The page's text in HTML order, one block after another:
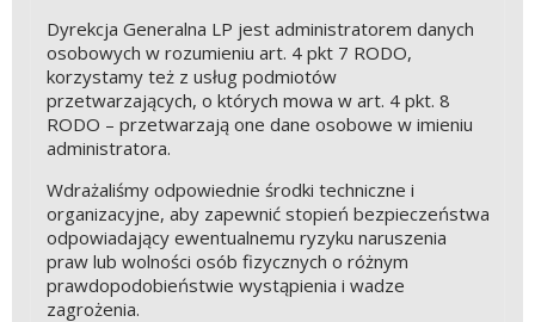
Dyrekcja Generalna LP jest administratorem danych
osobowych w rozumieniu art. 4 pkt 7 RODO,
korzystamy też z usług podmiotów
przetwarzających, o których mowa w art. 4 pkt. 8
RODO – przetwarzają one dane osobowe w imieniu
administratora.
Wdrażaliśmy odpowiednie środki techniczne i
organizacyjne, aby zapewnić stopień bezpieczeństwa
odpowiadający ewentualnemu ryzyku naruszenia
praw lub wolności osób fizycznych o różnym
prawdopodobieństwie wystąpienia i wadze
zagrożenia.